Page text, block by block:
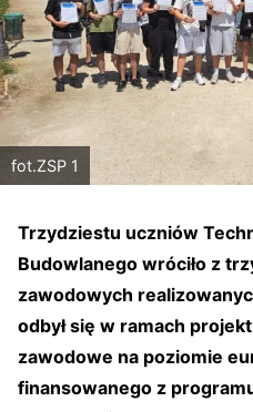
fot.ZSP 1
Trzydziestu uczniów
Budowlanego wróciło z
zawodowych
odbył się w ramach
zawodowe na poziomie
finansowanego z